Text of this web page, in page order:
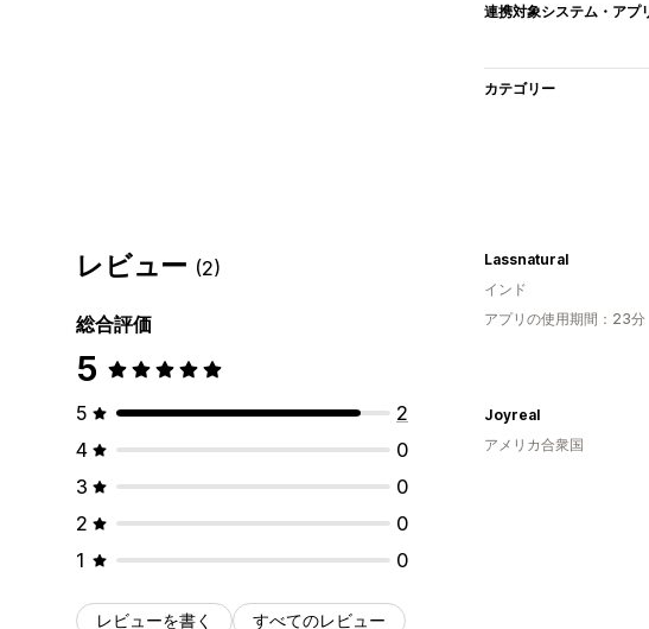
連携対象システム・アプ
カテゴリー
レビュー (2)
総合評価
5
5
2
4
0
3
0
2
0
1
0
レビューを書く すべてのレビュー
Lassnatural
インド
アプリの使用期間：23分
Joyreal
アメリカ合衆国